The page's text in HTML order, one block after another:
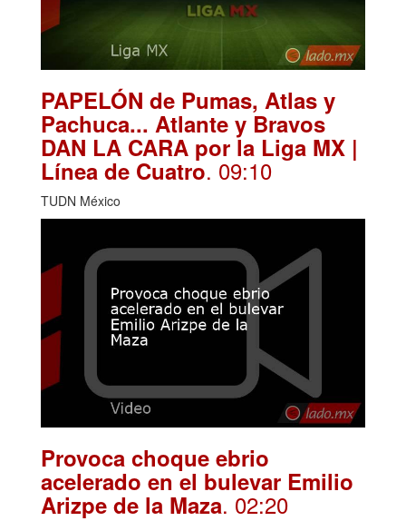
PAPELÓN de Pumas, Atlas y
Pachuca... Atlante y Bravos
DAN LA CARA por la Liga MX |
Línea de Cuatro. 09:10
TUDN México
Provoca choque ebrio
acelerado en el bulevar Emilio
Arizpe de la Maza. 02:20